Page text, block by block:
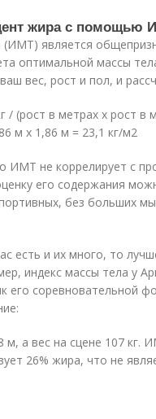
жира с помощью
(ИМТ) является
оптимальной массы
вес, рост и пол, и
/ (рост в метрах х рост в
м х 1,86 м = 23,1 кг/м2
ИМТ не коррелирует с
его содержания
без больших
есть и их много, то
индекс массы тела у
его соревновательной
м, а вес на сцене 107 кг.
26% жира, что не